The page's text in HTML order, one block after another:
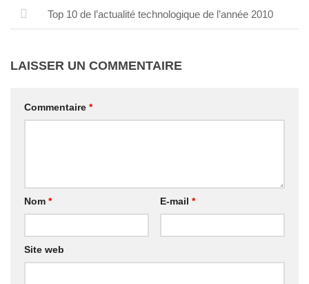
Top 10 de l’actualité technologique de l’année 2010
LAISSER UN COMMENTAIRE
Commentaire *
Nom * E-mail *
Site web